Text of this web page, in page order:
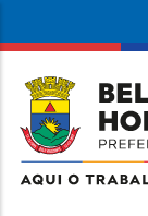
conteúdo
principal
da
de